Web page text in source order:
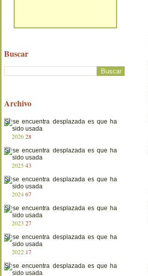
Buscar
Archivo
202628
202543
202467
2023 27
2022 17